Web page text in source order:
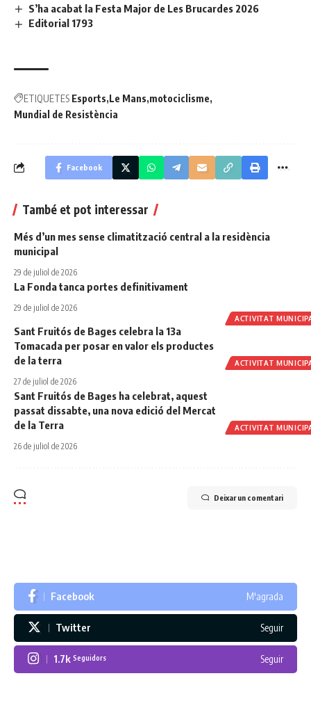
S’ha acabat la Festa Major de Les Brucardes 2026
Editorial 1793
ETIQUETES Esports Le Mans motociclisme
Mundial de Resistència
Facebook
També et pot interessar
Més d’un mes sense climatització central a la residència
municipal
29 de juliol de 2026
ACTIVITAT
La Fonda tanca portes definitivament
29 de juliol de 2026
ACTIVITAT
Sant Fruitós de Bages celebra la 13a
Tomacada per posar en valor els productes
de la terra
27 de juliol de 2026
ACTIVITAT
Sant Fruitós de Bages ha celebrat, aquest
passat dissabte, una nova edició del Mercat
de la Terra
26 de juliol de 2026
Deixar un comentari
Facebook M'agrada
Twitter Seguir
1.7k Seguidors Seguir